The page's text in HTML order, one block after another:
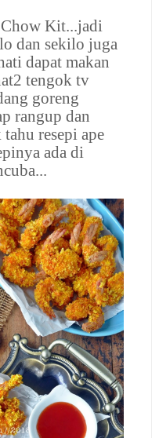
Chow Kit...jadi
dan sekilo juga
dapat makan
tengok tv
goreng
rangup dan
resepi ape
ada di